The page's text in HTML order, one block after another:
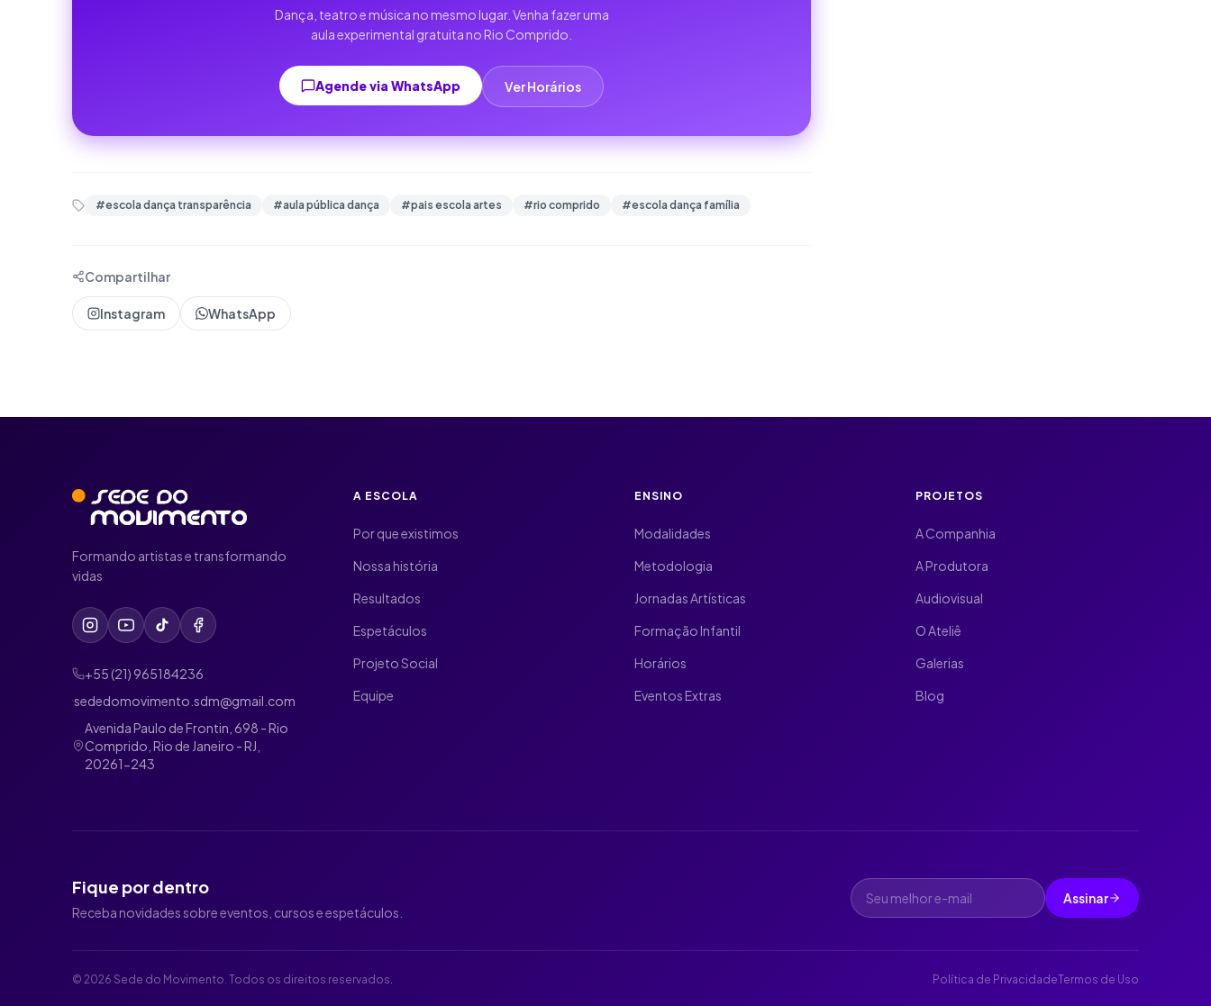
Dança, teatro e música no mesmo lugar. Venha fazer uma
aula experimental gratuita no Rio Comprido.
Agende via WhatsApp Ver Horários
#escola dança transparência #aula pública dança #pais escola artes #rio comprido #escola dança família
Compartilhar
Instagram WhatsApp
Formando artistas e transformando
vidas
+55 (21) 965184236
sededomovimento.sdm@gmail.com
Avenida Paulo de Frontin, 698 - Rio
Comprido, Rio de Janeiro - RJ,
20261-243
A ESCOLA
Por que existimos
Nossa história
Resultados
Espetáculos
Projeto Social
Equipe
ENSINO
Modalidades
Metodologia
Jornadas Artísticas
Formação Infantil
Horários
Eventos Extras
PROJETOS
A Companhia
A Produtora
Audiovisual
O Ateliê
Galerias
Blog
Fique por dentro
Receba novidades sobre eventos, cursos e espetáculos.
Assinar
© 2026 Sede do Movimento. Todos os direitos reservados. Política de PrivacidadeTermos de Uso